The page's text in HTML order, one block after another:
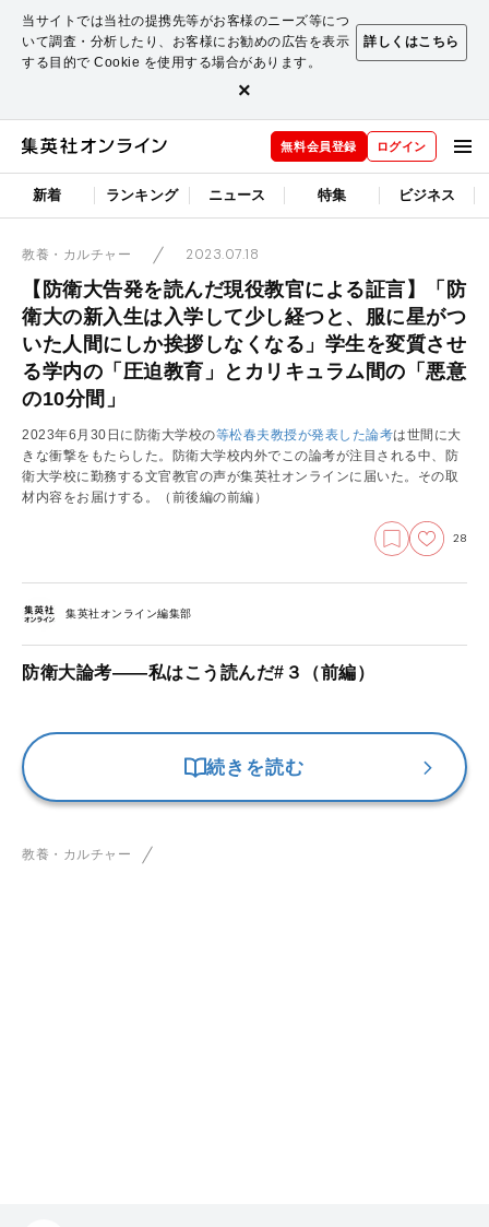
当サイトでは当社の提携先等がお客様のニーズ等につ
いて調査・分析したり、お客様にお勧めの広告を表示
する目的で Cookie を使用する場合があります。
詳しくはこちら
×
無料会員登録 ログイン
新着 ランキング ニュース 特集 ビジネス
教養・カルチャー 2023.07.18
【防衛大告発を読んだ現役教官による証言】「防
衛大の新入生は入学して少し経つと、服に星がつ
いた人間にしか挨拶しなくなる」学生を変質させ
る学内の「圧迫教育」とカリキュラム間の「悪意
の10分間」
2023年6月30日に防衛大学校の等松春夫教授が発表した論考は世間に大
きな衝撃をもたらした。防衛大学校内外でこの論考が注目される中、防
衛大学校に勤務する文官教官の声が集英社オンラインに届いた。その取
材内容をお届けする。（前後編の前編）
28
集英社オンライン編集部
防衛大論考――私はこう読んだ#３（前編）
続きを読む
教養・カルチャー